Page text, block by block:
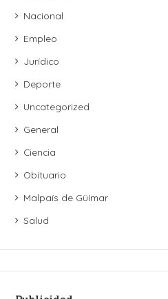
Nacional
Empleo
Jurídico
Deporte
Uncategorized
General
Ciencia
Obituario
Malpaís de Güímar
Salud